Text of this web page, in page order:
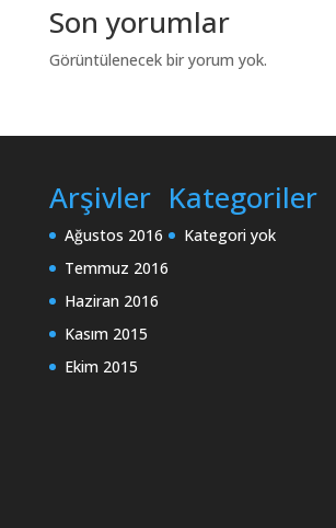
Son yorumlar
Görüntülenecek bir yorum yok.
Arşivler
Ağustos 2016
Temmuz 2016
Haziran 2016
Kasım 2015
Ekim 2015
Kategoriler
Kategori yok